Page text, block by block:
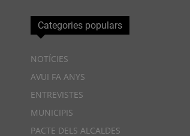
Categories populars
NOTÍCIES
AVUI FA ANYS
ENTREVISTES
MUNICIPIS
PACTE DELS ALCALDES